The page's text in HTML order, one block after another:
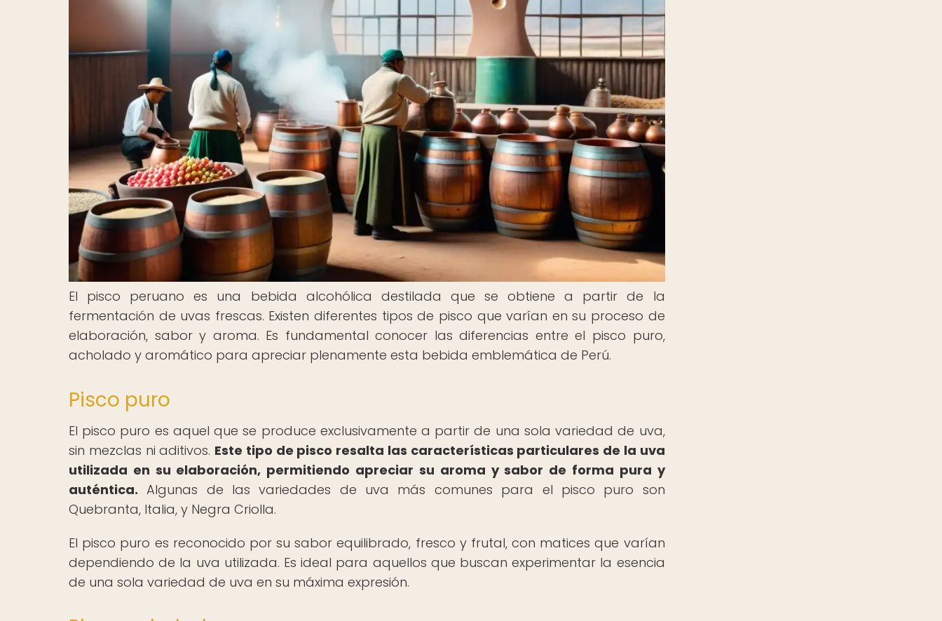
El pisco peruano es una bebida alcohólica destilada que se obtiene a partir de la
fermentación de uvas frescas. Existen diferentes tipos de pisco que varían en su proceso de
elaboración, sabor y aroma. Es fundamental conocer las diferencias entre el pisco puro,
acholado y aromático para apreciar plenamente esta bebida emblemática de Perú.
Pisco puro
El pisco puro es aquel que se produce exclusivamente a partir de una sola variedad de uva,
sin mezclas ni aditivos. Este tipo de pisco resalta las características particulares de la uva
utilizada en su elaboración, permitiendo apreciar su aroma y sabor de forma pura y
auténtica. Algunas de las variedades de uva más comunes para el pisco puro son
Quebranta, Italia, y Negra Criolla.
El pisco puro es reconocido por su sabor equilibrado, fresco y frutal, con matices que varían
dependiendo de la uva utilizada. Es ideal para aquellos que buscan experimentar la esencia
de una sola variedad de uva en su máxima expresión.